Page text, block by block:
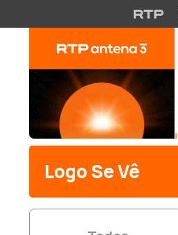
Logo Se Vê